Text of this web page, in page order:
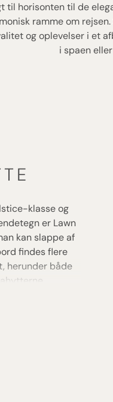
til horisonten til de
ramme om
og oplevelser i et
i spaen
klasse og
er Lawn
kan slappe af
findes flere
herunder både
suiter